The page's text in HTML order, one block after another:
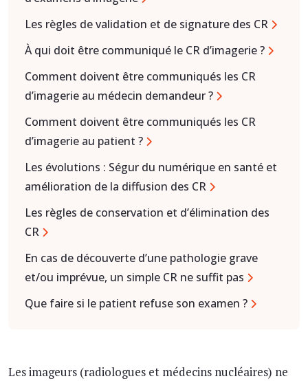
Les imageurs (radiologues et médecins nucléaires) ne
Les règles de validation et de signature des CR
À qui doit être communiqué le CR d’imagerie ?
Comment doivent être communiqués les CR
d’imagerie au médecin demandeur ?
Comment doivent être communiqués les CR
d’imagerie au patient ?
Les évolutions : Ségur du numérique en santé et
amélioration de la diffusion des CR
Les règles de conservation et d’élimination des
CR
En cas de découverte d’une pathologie grave
et/ou imprévue, un simple CR ne suffit pas
Que faire si le patient refuse son examen ?